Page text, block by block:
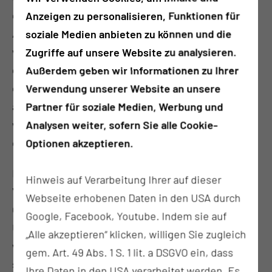
den Tagen vor der Operation zur Vorbereitung und
Aufklärung zu uns kommen. Neben der Narkose
werden wir Ihnen individuell den Ohr-Eingriff mit
genauem Vorgehen, Erfolgsaussichten und Risiken
erklären. Noch benötigte Untersuchungen können
an diesem Tag gemacht werden (z. B. Hörteste). Es
werden an diesem Tag für Sie keine Fragen mehr
offenbleiben.
Eine Ohr-Operation dauert je nach Umfang und
Vorgehen zwischen 1 und 3 Stunden. Nach der
Operation kommen Sie nach einer kurzen
Überwachungsphase im Aufwachraum des OPs
wieder in Ihr Zimmer. Hier werden Sie von unserem
speziell geschulten HNO-Pflegepersonal und
Anzeigen zu personalisieren, Funktionen für
soziale Medien anbieten zu können und die
Zugriffe auf unsere Website zu analysieren.
Außerdem geben wir Informationen zu Ihrer
Verwendung unserer Website an unsere
Partner für soziale Medien, Werbung und
Analysen weiter, sofern Sie alle Cookie-
Optionen akzeptieren.
Hinweis auf Verarbeitung Ihrer auf dieser
Webseite erhobenen Daten in den USA durch
Google, Facebook, Youtube. Indem sie auf
„Alle akzeptieren“ klicken, willigen Sie zugleich
gem. Art. 49 Abs. 1 S. 1 lit. a DSGVO ein, dass